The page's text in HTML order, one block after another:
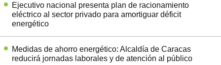
Ejecutivo nacional presenta plan de racionamiento
eléctrico al sector privado para amortiguar déficit
energético
Medidas de ahorro energético: Alcaldía de Caracas
reducirá jornadas laborales y de atención al público